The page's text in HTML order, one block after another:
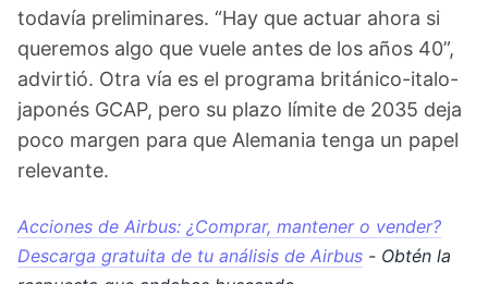
todavía preliminares. “Hay que actuar ahora si
queremos algo que vuele antes de los años 40”,
advirtió. Otra vía es el programa británico-italo-
japonés GCAP, pero su plazo límite de 2035 deja
poco margen para que Alemania tenga un papel
relevante.
Acciones de Airbus: ¿Comprar, mantener o vender?
Descarga gratuita de tu análisis de Airbus - Obtén la